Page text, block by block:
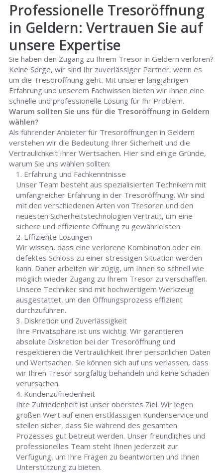
Professionelle Tresoröffnung
in Geldern: Vertrauen Sie auf
unsere Expertise
Sie haben den Zugang zu Ihrem Tresor in Geldern verloren?
Keine Sorge, wir sind Ihr zuverlässiger Partner, wenn es
um die Tresoröffnung geht. Mit unserer langjährigen
Erfahrung und unserem Fachwissen bieten wir Ihnen eine
schnelle und professionelle Lösung für Ihr Problem.
Warum sollten Sie uns für die Tresoröffnung in Geldern
wählen?
Als führender Anbieter für Tresoröffnungen in Geldern
verstehen wir die Bedeutung Ihrer Sicherheit und die
Vertraulichkeit Ihrer Wertsachen. Hier sind einige Gründe,
warum Sie uns wählen sollten:
Erfahrung und Fachkenntnisse
Unser Team besteht aus spezialisierten Technikern mit
umfangreicher Erfahrung in der Tresoröffnung. Wir sind
mit den verschiedenen Arten von Tresoren und den
neuesten Sicherheitstechnologien vertraut, um eine
sichere und effiziente Öffnung zu gewährleisten.
Effiziente Lösungen
Wir wissen, dass eine verlorene Kombination oder ein
defektes Schloss zu einer stressigen Situation werden
kann. Daher arbeiten wir zügig, um Ihnen so schnell wie
möglich wieder Zugang zu Ihrem Tresor zu verschaffen.
Unsere Techniker sind mit hochwertigem Werkzeug
ausgestattet, um den Öffnungsprozess effizient
durchzuführen.
Diskretion und Zuverlässigkeit
Ihre Privatsphäre ist uns wichtig. Wir garantieren
absolute Diskretion bei der Tresoröffnung und
respektieren die Vertraulichkeit Ihrer persönlichen Daten
und Wertsachen. Sie können sich auf uns verlassen, dass
wir Ihren Tresor sorgfältig behandeln und keine Schäden
verursachen.
Kundenzufriedenheit
Ihre Zufriedenheit ist unser oberstes Ziel. Wir legen
großen Wert auf einen erstklassigen Kundenservice und
stellen sicher, dass Sie während des gesamten
Prozesses gut betreut werden. Unser freundliches und
professionelles Team steht Ihnen jederzeit zur
Verfügung, um Ihre Fragen zu beantworten und Ihnen
Unterstützung zu bieten.